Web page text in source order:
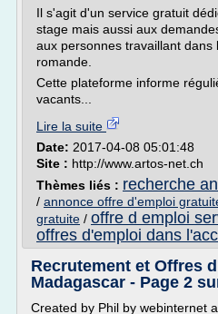
Il s'agit d'un service gratuit
stage mais aussi aux
aux personnes travaillant dans
romande.
Cette plateforme informe
vacants...
Lire la suite
Date: 2017-04-08 05:01:48
Site : http://www.artos-net.ch
Thèmes liés : recherche
/ annonce offre d'emploi
gratuite / offre d emploi
offres d'emploi dans
Recrutement et Offres
Madagascar - Page 2
Created by Phil by webinternet